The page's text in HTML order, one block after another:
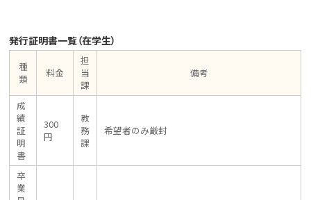
発行証明書一覧（在学生）
種
類
料金
担
当
課
備考
成
績
証
明
書
300
円
教
務
課
希望者のみ厳封
卒
業